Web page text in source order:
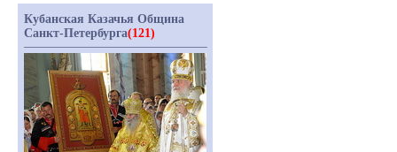
Кубанская Казачья Община
Санкт-Петербурга(121)